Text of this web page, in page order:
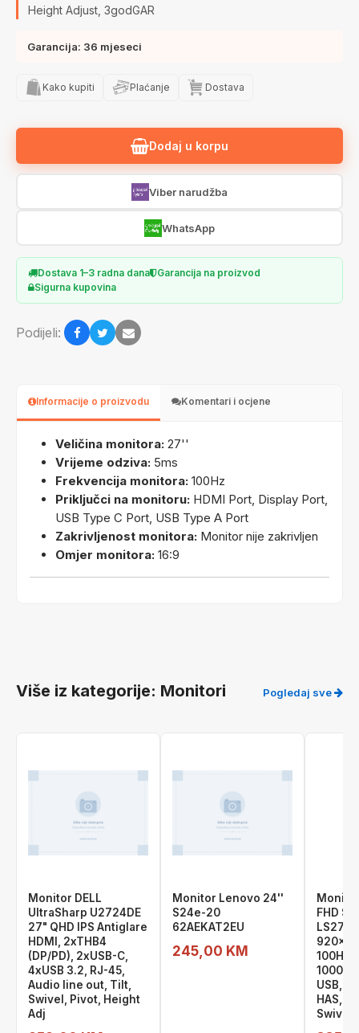
Height Adjust, 3godGAR
Garancija: 36 mjeseci
Kako kupiti Plaćanje Dostava
Dodaj u korpu
Viber narudžba
WhatsApp
Dostava 1–3 radna dana
Garancija na proizvod
Sigurna kupovina
Podijeli:
Informacije o proizvodu Komentari i ocjene
Veličina monitora: 27''
Vrijeme odziva: 5ms
Frekvencija monitora: 100Hz
Priključci na monitoru: HDMI Port, Display Port,
USB Type C Port, USB Type A Port
Zakrivljenost monitora: Monitor nije zakrivljen
Omjer monitora: 16:9
Više iz kategorije: Monitori Pogledaj sve
Monitor DELL
UltraSharp U2724DE
27" QHD IPS Antiglare
HDMI, 2xTHB4
(DP/PD), 2xUSB-C,
4xUSB 3.2, RJ-45,
Audio line out, Tilt,
Swivel, Pivot, Height
Adj
Monitor Lenovo 24''
S24e-20
62AEKAT2EU
245,00 KM
FHD
100Hz,
1000:1,
USB,
HAS,
Swivel,